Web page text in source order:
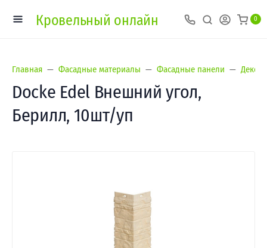
Кровельный онлайн 0
Главная Фасадные материалы Фасадные панели Деке/
Docke Edel Внешний угол,
Берилл, 10шт/уп